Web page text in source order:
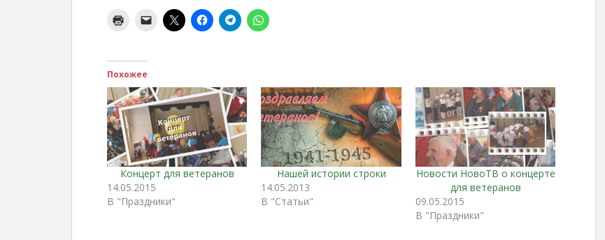
Похожее
Концерт для ветеранов
14.05.2015
В "Праздники"
Нашей истории строки
14.05.2013
В "Статьи"
Новости НовоТВ о концерте
для ветеранов
09.05.2015
В "Праздники"